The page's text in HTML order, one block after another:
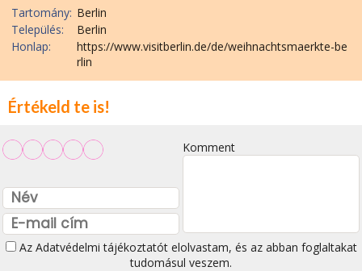
Tartomány: Berlin
Település:
Berlin
Honlap:
https://www.visitberlin.de/de/weihnachtsmaerkte-be
rlin
Értékeld te is!
Komment
Az Adatvédelmi tájékoztatótelolvastam, és az abban foglaltakat
tudomásul veszem.